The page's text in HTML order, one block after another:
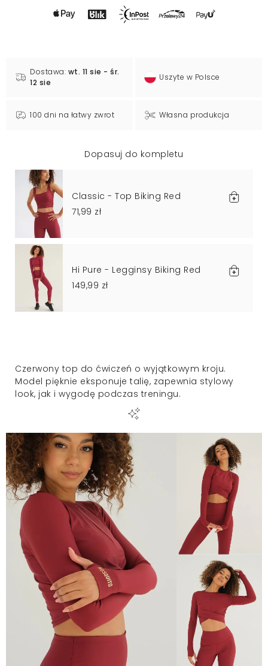
Dostawa: wt. 11 sie - śr.
12 sie
Uszyte w Polsce
100 dni na łatwy zwrot Własna produkcja
Dopasuj do kompletu
Classic - Top Biking Red
71,99 zł
Hi Pure - Legginsy Biking Red
149,99 zł
Czerwony top do ćwiczeń o wyjątkowym kroju.
Model pięknie eksponuje talię, zapewnia stylowy
look, jak i wygodę podczas treningu.